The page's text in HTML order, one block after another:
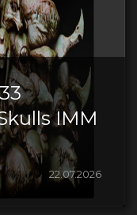
IMM
22.07.2026